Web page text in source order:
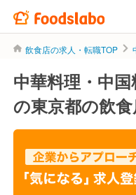
飲食店の求人・転職TOP
中華料理・中
の東京都の飲